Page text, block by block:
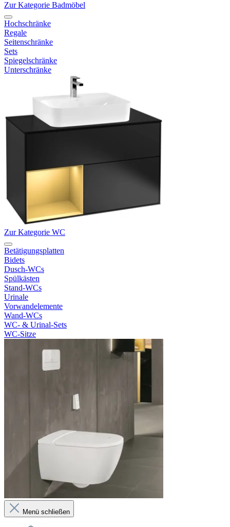
Zur Kategorie Badmöbel
Hochschränke
Regale
Seitenschränke
Sets
Spiegelschränke
Unterschränke
Zur Kategorie WC
Betätigungsplatten
Bidets
Dusch-WCs
Spülkästen
Stand-WCs
Urinale
Vorwandelemente
Wand-WCs
WC- & Urinal-Sets
WC-Sitze
Menü schließen